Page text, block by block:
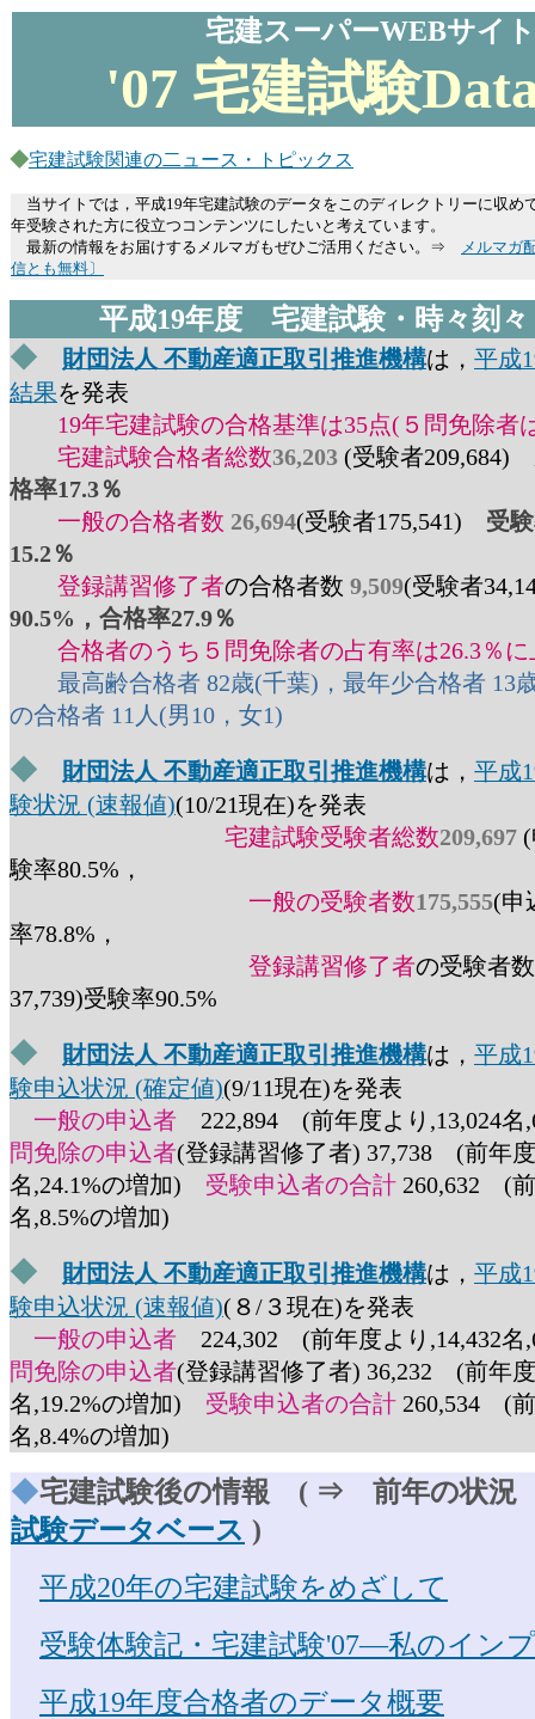
宅建スーパーWEBサイト
'07 宅建試験
◆宅建試験関連の二ュース・トピックス
当サイトでは，平成19年宅建試験のデータをこのディレクトリーに収め
年受験された方に役立つコンテンツにしたいと考えています。
最新の情報をお届けするメルマガもぜひご活用ください。⇒
メルマガ
信とも無料〕
平成19年度
宅建試験・時々刻
◆
財団法人 不動産適正取引推進機構は， 平成
結果を発表
19年宅建試験の合格基準は35点(５問免除者
宅建試験合格者総数36,203 (受験者209,684)
格率17.3％
一般の合格者数 26,694(受験者175,541) 受
15.2％
登録講習修了者の合格者数 9,509(受験者
90.5%，合格率27.9％
合格者のうち５問免除者の占有率は26.3％
最高齢合格者 82歳(千葉)，最年少合格者 13
の合格者 11人(男10，女1)
◆ 財団法人 不動産適正取引推進機構は， 平成
験状況 (速報値)(10/21現在)を発表
宅建試験受験者総数209,697
験率80.5%，
一般の受験者数175,555(申
率78.8%，
登録講習修了者の受験者数
37,739)受験率90.5%
◆ 財団法人 不動産適正取引推進機構は， 平成
験申込状況 (確定値)(9/11現在)を発表
一般の申込者 222,894 (前年度より,13,024名
問免除の申込者(登録講習修了者) 37,738 (前年
名,24.1%の増加) 受験申込者の合計 260,632 (
名,8.5%の増加)
◆ 財団法人 不動産適正取引推進機構は， 平成
験申込状況 (速報値)(８/３現在)を発表
一般の申込者 224,302 (前年度より,14,432名
問免除の申込者(登録講習修了者) 36,232 (前年
名,19.2%の増加) 受験申込者の合計 260,534 (
名,8.4%の増加)
◆宅建試験後の情報 ( ⇒ 前年の状
試験データベース )
平成20年の宅建試験をめざして
受験体験記・宅建試験'07―私のイン
平成19年度合格者のデータ概要